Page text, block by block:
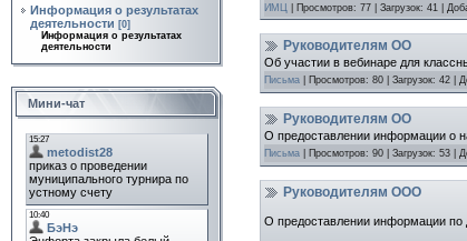
Информация о результатах
деятельности [0]
Информация о результатах
деятельности
Мини-чат
ИМЦ Просмотров: 77 Загрузок: 41
Руководителям ОО
Об участии в вебинаре для
Письма Просмотров: 80 Загрузок: 42
Руководителям ОО
О предоставлении информации о
Письма Просмотров: 90 Загрузок: 53
Руководителям ООО
О предоставлении информации по